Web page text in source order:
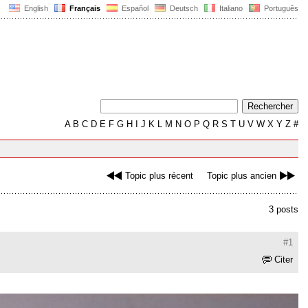
English Français Español Deutsch Italiano Português
AB C D E F G H J K L M N O P Q R S T U V W X Y Z #
Topic plus récent Topic plus ancien
3 posts
#1
Citer